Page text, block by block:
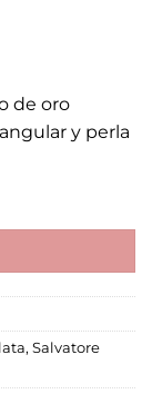
de oro
y perla
, Salvatore